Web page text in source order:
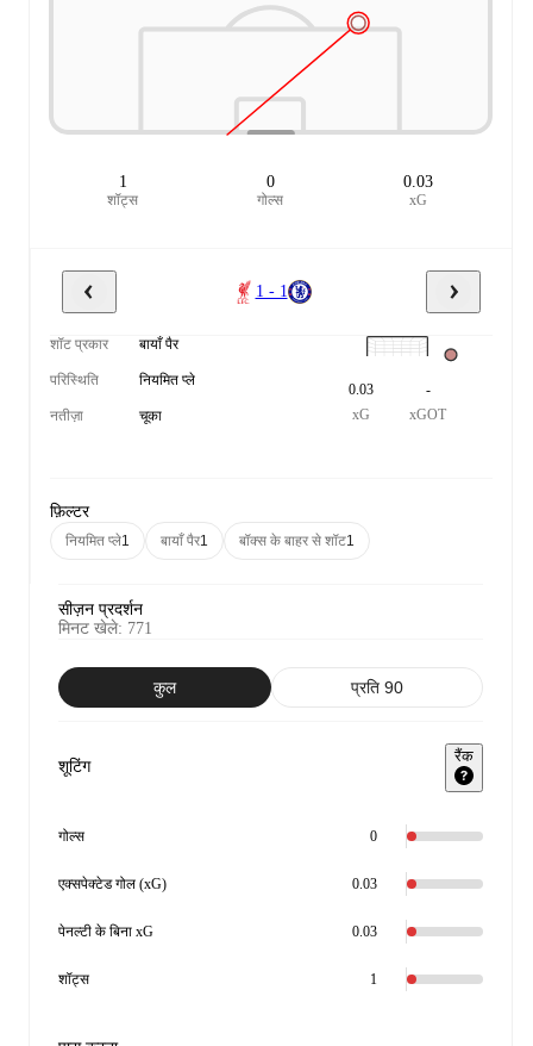
1
शॉट्स
0
गोल्स
0.03
xG
1 - 1
शॉट प्रकार बायाँ पैर
परिस्थिति नियमित प्ले
नतीज़ा चूका
0.03
xG
-
xGOT
फ़िल्टर
नियमित प्ले1 बायाँ पैर1 बॉक्स के बाहर से शॉट1
सीज़न प्रदर्शन
मिनट खेले: 771
कुल प्रति 90
शूटिंग
रैंक
गोल्स 0
एक्सपेक्टेड गोल (xG) 0.03
पेनल्टी के बिना xG 0.03
शॉट्स 1